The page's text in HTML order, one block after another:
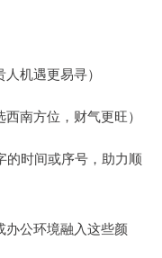
机遇更易寻）
南方位，财气更旺）
的时间或序号，助力顺
公环境融入这些颜